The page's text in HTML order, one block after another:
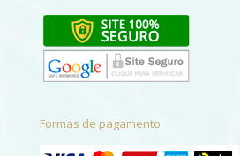
Formas de pagamento